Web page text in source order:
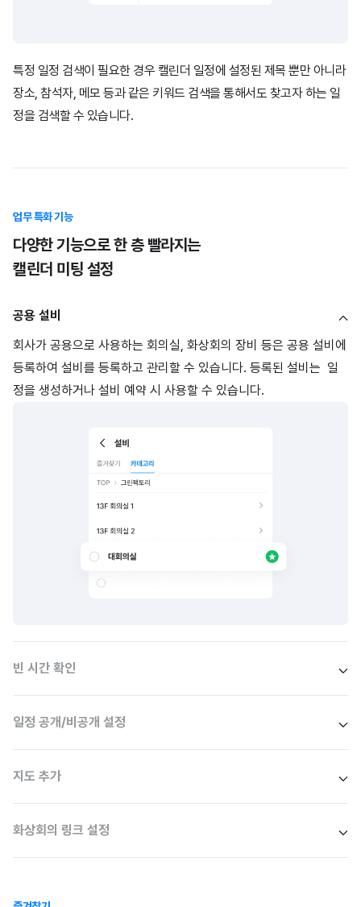
특정 일정 검색이 필요한 경우 캘린더 일정에 설정된 제목 뿐만 아니라
장소, 참석자, 메모 등과 같은 키워드 검색을 통해서도 찾고자 하는 일
정을 검색할 수 있습니다.
업무 특화 기능
다양한 기능으로 한 층 빨라지는
캘린더 미팅 설정
공용 설비
회사가 공용으로 사용하는 회의실, 화상회의 장비 등은 공용 설비에
등록하여 설비를 등록하고 관리할 수 있습니다. 등록된 설비는 일
정을 생성하거나 설비 예약 시 사용할 수 있습니다.
빈 시간 확인
일정 공개/비공개 설정
지도 추가
화상회의 링크 설정